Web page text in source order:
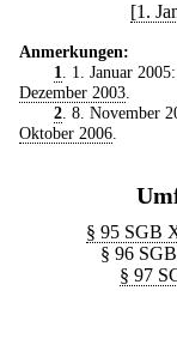
[1.
Anmerkungen:
1. 1. Januar
Dezember 2003.
2. 8. November
Oktober 2006.
§ 95 SGB
§ 96
§ 97